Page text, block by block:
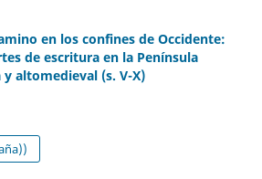
en los confines de Occidente:
de escritura en la Península
altomedieval (s. V-X)